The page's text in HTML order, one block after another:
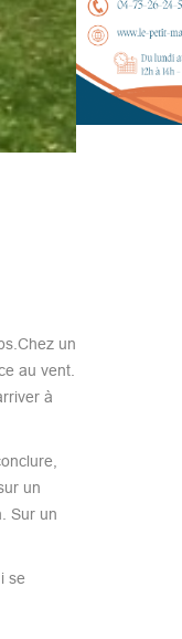
un
au vent.
à
un
Sur un
se